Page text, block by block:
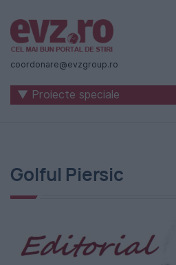
Știri
naționale
internaționale
-
Evenimentul
coordonare@evzgroup.ro
▼ Proiecte speciale
Golful Piersic